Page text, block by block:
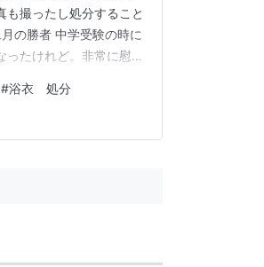
撮ったし処分すること
の勝者 中学受験の時に
たけれど。非常に慰め
そして郵送できるほど
#浴衣 処分